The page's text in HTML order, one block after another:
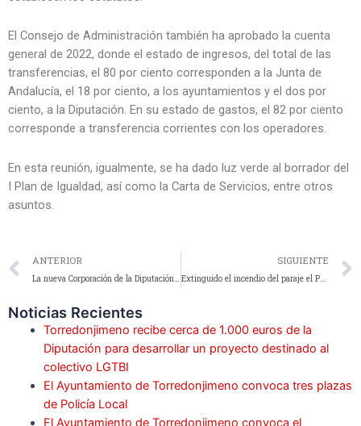
El Consejo de Administración también ha aprobado la cuenta
general de 2022, donde el estado de ingresos, del total de las
transferencias, el 80 por ciento corresponden a la Junta de
Andalucía, el 18 por ciento, a los ayuntamientos y el dos por
ciento, a la Diputación. En su estado de gastos, el 82 por ciento
corresponde a transferencia corrientes con los operadores.
En esta reunión, igualmente, se ha dado luz verde al borrador del
I Plan de Igualdad, así como la Carta de Servicios, entre otros
asuntos.
ANTERIOR
La nueva Corporación de la Diputación se constituye este martes con Francisco Reyes (PSOE) de nuevo al frente
SIGUIENTE
Extinguido el incendio del paraje el Pecho de la Fuente en Jamilena
Noticias Recientes
Torredonjimeno recibe cerca de 1.000 euros de la
Diputación para desarrollar un proyecto destinado al
colectivo LGTBI
El Ayuntamiento de Torredonjimeno convoca tres plazas
de Policía Local
El Ayuntamiento de Torredonjimeno convoca el